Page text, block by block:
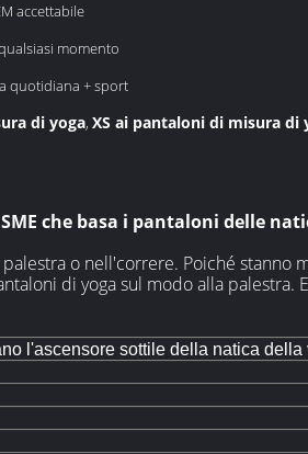
accettabile
momento
quotidiana + sport
di yoga, XS ai pantaloni di misura di
che basa i pantaloni delle
o nell'correre. Poiché stanno
di yoga sul modo alla palestra.
l'ascensore sottile della natica della